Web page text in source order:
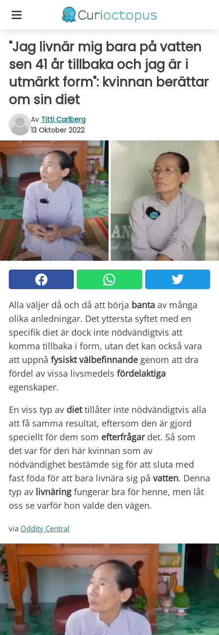
"Jag livnär mig bara på vatten
sen 41 år tillbaka och jag är i
utmärkt form": kvinnan berättar
om sin diet
Av Titti Carlberg
13 Oktober 2022
Alla väljer då och då att börja banta av många
olika anledningar. Det yttersta syftet med en
specifik diet är dock inte nödvändigtvis att
komma tillbaka i form, utan det kan också vara
att uppnå fysiskt välbefinnande genom att dra
fördel av vissa livsmedels fördelaktiga
egenskaper.
En viss typ av diettillåter inte nödvändigtvis alla
att få samma resultat, eftersom den är gjord
speciellt för dem som efterfrågardet. Så som
det var för den här kvinnan som av
nödvändighet bestämde sig för att sluta med
fast föda för att bara livnära sig på vatten. Denna
typ av livnäringfungerar bra för henne, men låt
oss se varför hon valde den vägen.
via Oddity Central